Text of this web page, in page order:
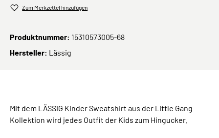
Zum Merkzettel hinzufügen
Produktnummer: 15310573005-68
Hersteller: Lässig
Mit dem LÄSSIG Kinder Sweatshirt aus der Little Gang
Kollektion wird jedes Outfit der Kids zum Hingucker.